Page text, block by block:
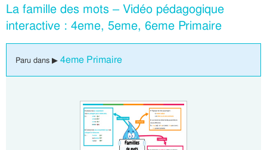
La famille des mots – Vidéo pédagogique
interactive : 4eme, 5eme, 6eme Primaire
Paru dans ▶ 4eme Primaire